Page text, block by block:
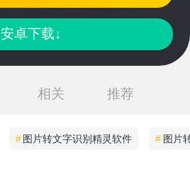
安卓下载↓
相关 推荐
# 图片转文字识别精灵软件 # 图片